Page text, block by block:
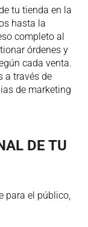
tu tienda en la
hasta la
completo al
órdenes y
cada venta.
a través de
de marketing
DE TU
para el público,